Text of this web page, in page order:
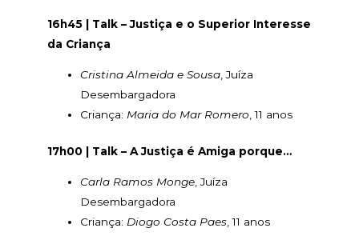
16h45 | Talk – Justiça e o Superior Interesse
da Criança
Cristina Almeida e Sousa, Juíza
Desembargadora
Criança: Maria do Mar Romero, 11 anos
17h00 | Talk – A Justiça é Amiga porque…
Carla Ramos Monge, Juíza
Desembargadora
Criança: Diogo Costa Paes, 11 anos